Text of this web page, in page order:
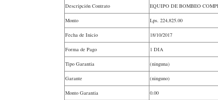
Descripción Contrato EQUIPO DE BOMBEO
Monto Lps. 224,825.00
Fecha de Inicio 18/10/2017
Forma de Pago 1 DIA
Tipo Garantia (ninguna)
Garante (ninguno)
Monto Garantia 0.00